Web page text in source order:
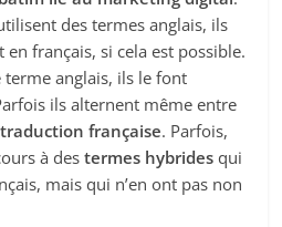
des termes anglais, ils
français, si cela est possible.
terme anglais, ils le font
ils alternent même entre
française. Parfois,
à destermes hybrides qui
mais qui n’en ont pas non